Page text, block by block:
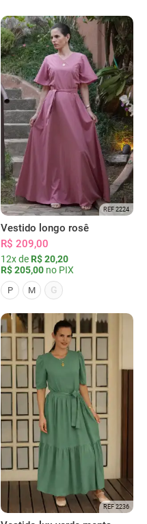
REF 2224
Vestido longo rosê
R$ 209,00
12x de R$ 20,20
R$ 205,00 no PIX
P M G
REF 2236